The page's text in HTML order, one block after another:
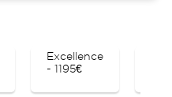
Excellence
- 1195€